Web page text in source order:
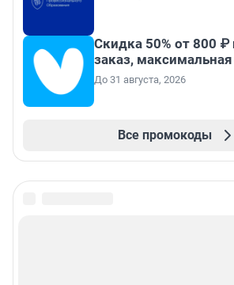
Скидка 50% от 800
заказ,
До 31 августа, 2026
Все промокоды